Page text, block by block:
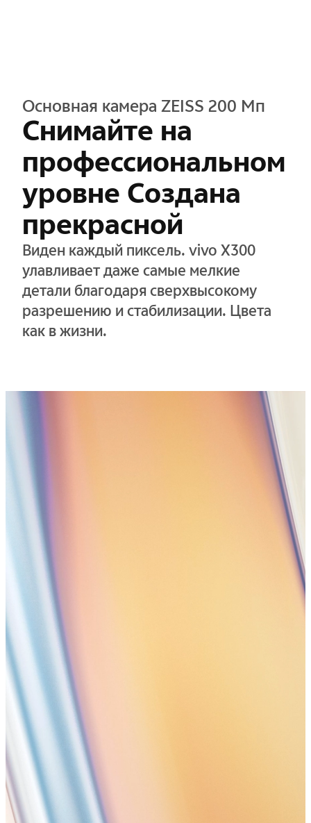
Основная камера ZEISS 200 Мп
Снимайте на
профессиональном
уровне Создана
прекрасной
Виден каждый пиксель. vivo X300
улавливает даже самые мелкие
детали благодаря сверхвысокому
разрешению и стабилизации. Цвета
как в жизни.